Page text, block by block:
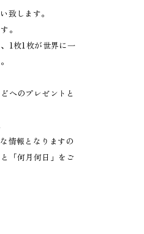
致します。
。
1枚1枚が世界に一
へのプレゼントと
情報となりますの
「何月何日」をご